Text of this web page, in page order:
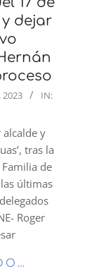
dejar
2023
IN:
alcalde y
tras la
de
últimas
Roger